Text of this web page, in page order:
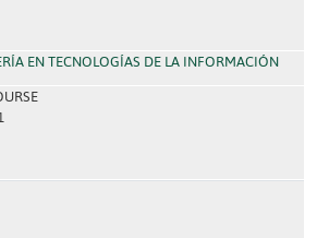
EN TECNOLOGÍAS DE LA INFORMACIÓN